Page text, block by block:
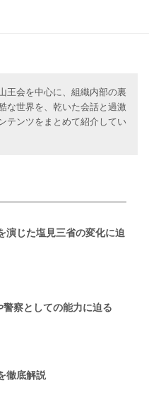
王会を中心に、組織内部の裏
な世界を、乾いた会話と過激
テンツをまとめて紹介してい
演じた塩見三省の変化に迫
察としての能力に迫る
徹底解説